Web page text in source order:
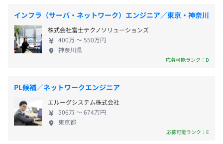
施していることが特徴です。
当社では、社員の約95％がチーム体制でプロジェクトを
複数名での協力体制を基本とし、役割分担を行いながら案
件を進めていくことが一般的です。
一方で、残りの約5％の社員は、新規案件における“最初の
担当者”としてアサインされています。
これらの案件では、将来的にチーム体制へ移行することを
賞与：年2回（7月・12月）
健康保険、厚生年金保険、雇用保険、労災保険
インフラ（サーバ・ネットワーク）エンジニア／東京・神奈川
株式会社富士テクノソリューションズ
400万 〜 550万円
神奈川県
応募可能ランク：D
PL候補／ネットワークエンジニア
エルーグシステム株式会社
506万 〜 674万円
東京都
応募可能ランク：E